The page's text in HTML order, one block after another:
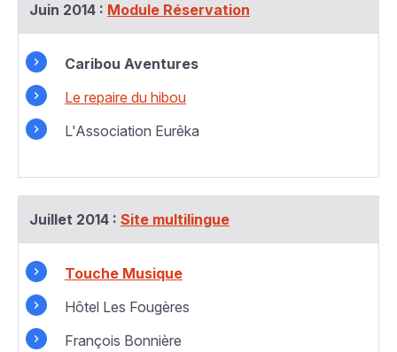
Juin 2014 : Module Réservation
Caribou Aventures
Le repaire du hibou
L'Association Eurêka
Juillet 2014 : Site multilingue
Touche Musique
Hôtel Les Fougères
François Bonnière